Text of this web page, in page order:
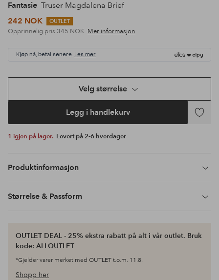
Fantasie Truser Magdalena Brief
242 NOK
OUTLET
Opprinnelig pris 345 NOK Mer informasjon
Kjøp nå, betal senere. Les mer
Velg størrelse
Legg i handlekurv
Legg
1 igjen på lager. Levert på 2-6 hverdager
Produktinformasjon
Størrelse & Passform
OUTLET DEAL - 25% ekstra rabatt på alt i vår outlet. Bruk
kode: ALLOUTLET
*Gjelder varer merket med OUTLET t.o.m. 11.8.
Shopp her